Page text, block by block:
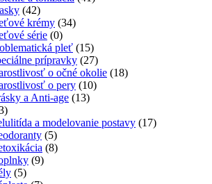
(42)
krémy (34)
série (0)
pleť (15)
prípravky (27)
o očné okolie (18)
o pery (10)
a Anti-age (13)
a modelovanie postavy (17)
(5)
(8)
(9)
(5)